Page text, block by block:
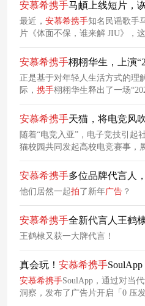
安慕希携手马頔上线短片，
最近， 安慕希携手知名民谣歌手
片《体面不保，谁来解 JIU》，
体面尽失的真实瞬间，让观众在
在这个过程中，安 慕希酸奶则成
递辅助解酒的卖点。
安慕希携手栩栩华生，上演
正是基于对年轻人生活方式的理
际， 携手栩栩华生释出了一场
安慕希携手天猫，将电竞风
随着“电竞入亚”，电子竞技引起
猫校园共同发起高校电竞赛事，
力，拉近与年轻群体的距离。
安慕希携手多位品牌代言人
他们居然一起拍了新年广告 ？
安慕希携手全新代言人王鹤
王鹤棣又获一大牌代言！
真会玩！ 安慕希携手
安慕希携手SoulApp，通过对当
洞察，发布了广告片开启「0 压